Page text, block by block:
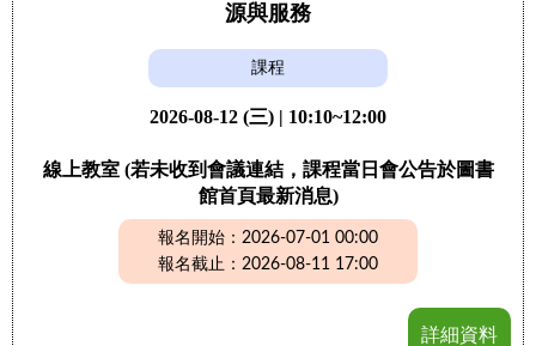
源與服務
課程
2026-08-12 (三) | 10:10~12:00
線上教室 (若未收到會議連結，課程當日會公告於圖書
館首頁最新消息)
報名開始：2026-07-01 00:00
報名截止：2026-08-11 17:00
詳細資料